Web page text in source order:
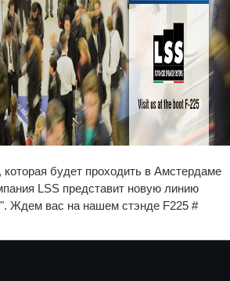
будет проходить в Амстердаме
LSS представит новую линию
Ждем вас на нашем стэнде F225 #